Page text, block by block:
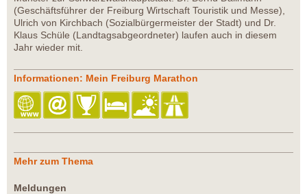
(Geschäftsführer der Freiburg Wirtschaft Touristik und Messe),
Ulrich von Kirchbach (Sozialbürgermeister der Stadt) und Dr.
Klaus Schüle (Landtagsabgeordneter) laufen auch in diesem
Jahr wieder mit.
Informationen: Mein Freiburg Marathon
Mehr zum Thema
Meldungen